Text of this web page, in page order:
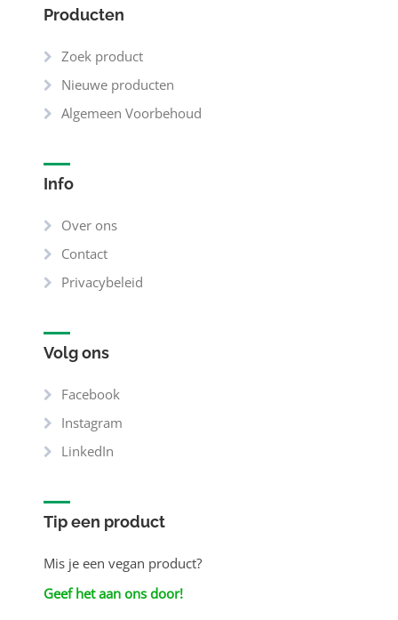
Producten
Zoek product
Nieuwe producten
Algemeen Voorbehoud
Info
Over ons
Contact
Privacybeleid
Volg ons
Facebook
Instagram
LinkedIn
Tip een product
Mis je een vegan product?
Geef het aan ons door!